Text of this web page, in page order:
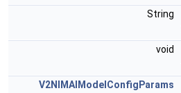
String
void
V2NIMAIModelConfigParams